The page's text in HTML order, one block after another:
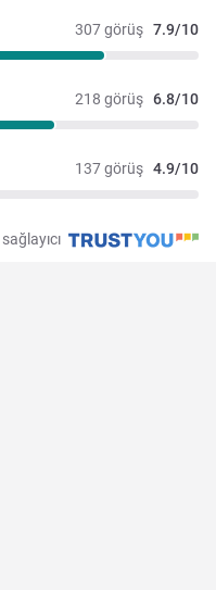
307 görüş 7.9/10
218 görüş 6.8/10
137 görüş 4.9/10